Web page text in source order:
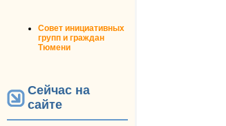
Совет инициативных
групп и граждан
Тюмени
Сейчас на
сайте